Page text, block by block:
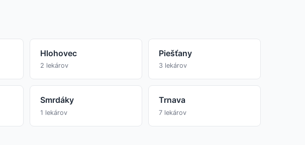
Hlohovec
2 lekárov
Piešťany
3 lekárov
Smrdáky
1 lekárov
Trnava
7 lekárov